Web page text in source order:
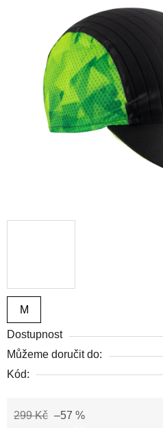
M
Dostupnost
Můžeme doručit do:
Kód:
299 Kč –57 %
hvězdiček.